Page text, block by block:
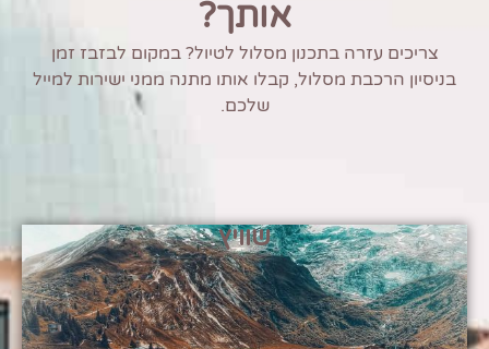
אותך?
צריכים עזרה בתכנון מסלול לטיול? במקום לבזבז זמן
בניסיון הרכבת מסלול, קבלו אותו מתנה ממני ישירות למייל
שלכם.
שוויץ